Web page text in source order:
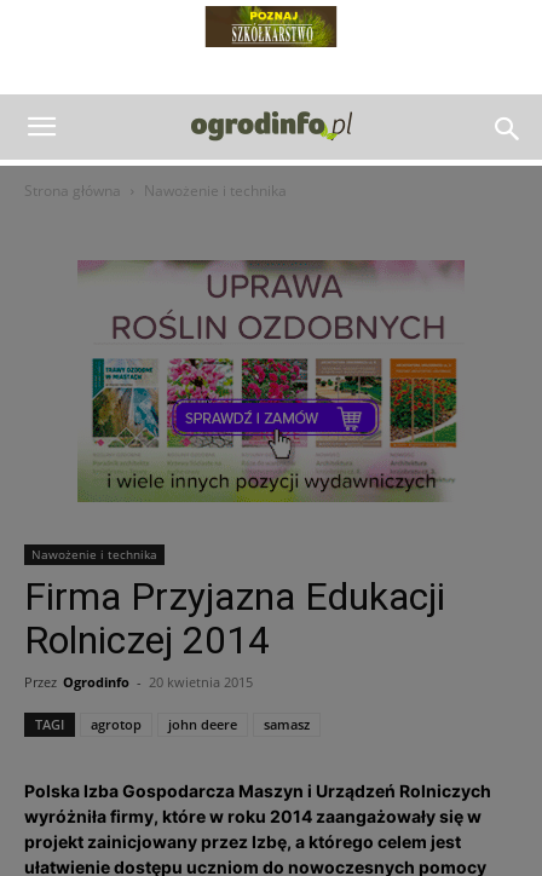
Strona główna Nawożenie i technika
Nawożenie i technika
Firma Przyjazna Edukacji
Rolniczej 2014
Przez Ogrodinfo - 20 kwietnia 2015
TAGI agrotop john deere samasz
Polska Izba Gospodarcza Maszyn i Urządzeń Rolniczych
wyróżniła firmy, które w roku 2014 zaangażowały się w
projekt zainicjowany przez Izbę, a którego celem jest
ułatwienie dostępu uczniom do nowoczesnych pomocy